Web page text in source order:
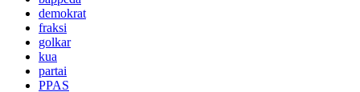
demokrat
fraksi
golkar
kua
partai
PPAS